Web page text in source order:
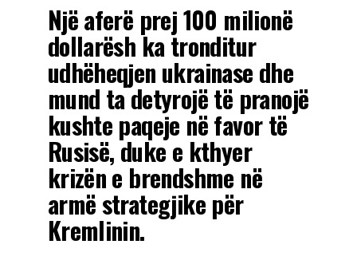
Një aferë prej 100 milionë
dollarësh ka tronditur
udhëheqjen ukrainase dhe
mund ta detyrojë të pranojë
kushte paqeje në favor të
Rusisë, duke e kthyer
krizën e brendshme në
armë strategjike për
Kremlinin.